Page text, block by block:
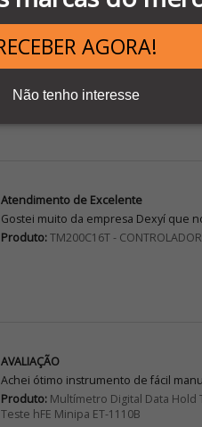
AGORA!
Não tenho interesse
Qualidade
Ótima qualidade, atendeu nossas
TM200CE24T -
Atendimento de Excelente
Gostei muito da empresa Dexyí que
Produto:TM200C16T -
AVALIAÇÃO
Achei ótimo instrumento de fácil
Produto:Multímetro Digital Data Hold
Teste hFE Minipa ET-1110B